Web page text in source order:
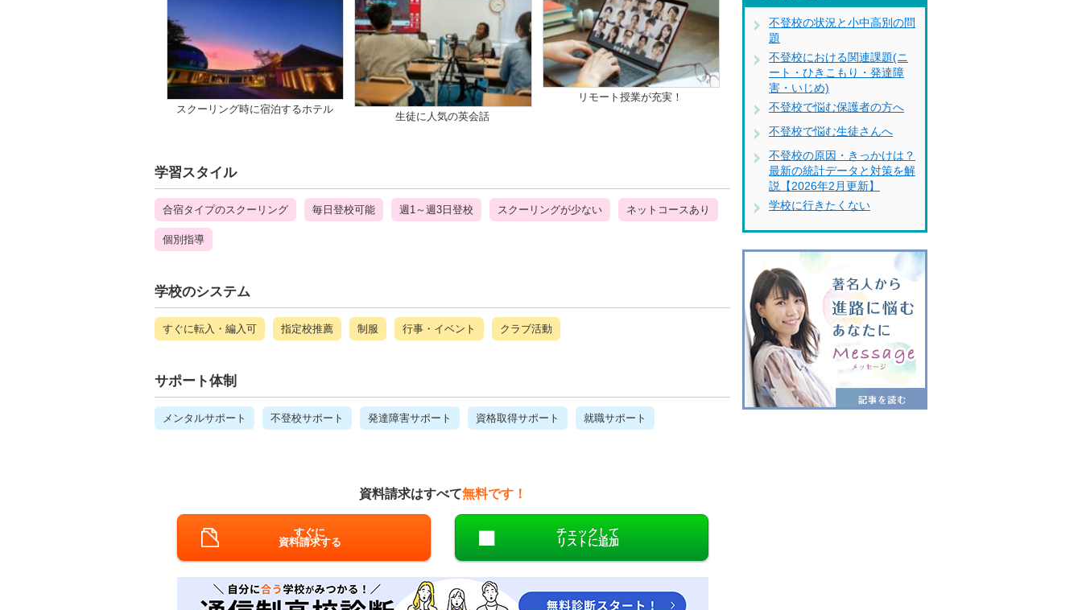
スクーリング時に宿泊するホテル
生徒に人気の英会話
リモート授業が充実！
学習スタイル
合宿タイプのスクーリング 毎日登校可能 週1～週3日登校 スクーリングが少ない ネットコースあり
個別指導
学校のシステム
すぐに転入・編入可 指定校推薦 制服 行事・イベント クラブ活動
サポート体制
メンタルサポート 不登校サポート 発達障害サポート 資格取得サポート 就職サポート
資料請求はすべて無料です！
すぐに
資料請求する
チェックして
リストに追加
不登校の状況と小中高別の問
題
不登校における関連課題(ニ
ート・ひきこもり・発達障
害・いじめ)
不登校で悩む保護者の方へ
不登校で悩む生徒さんへ
不登校の原因・きっかけは？
最新の統計データと対策を解
説【2026年2月更新】
学校に行きたくない